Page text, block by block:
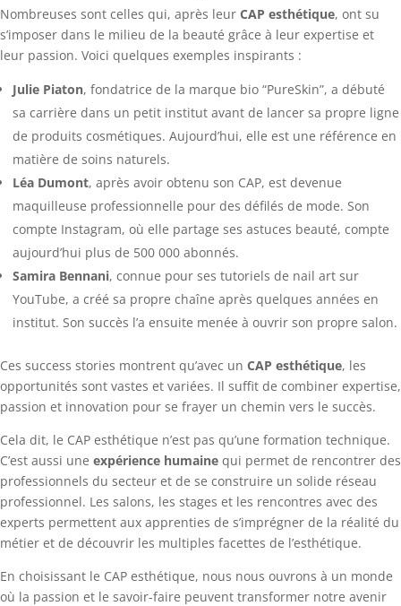
Nombreuses sont celles qui, après leur CAP esthétique, ont su
s’imposer dans le milieu de la beauté grâce à leur expertise et
leur passion. Voici quelques exemples inspirants :
Julie Piaton, fondatrice de la marque bio “PureSkin”, a débuté
sa carrière dans un petit institut avant de lancer sa propre ligne
de produits cosmétiques. Aujourd’hui, elle est une référence en
matière de soins naturels.
Léa Dumont, après avoir obtenu son CAP, est devenue
maquilleuse professionnelle pour des défilés de mode. Son
compte Instagram, où elle partage ses astuces beauté, compte
aujourd’hui plus de 500 000 abonnés.
Samira Bennani, connue pour ses tutoriels de nail art sur
YouTube, a créé sa propre chaîne après quelques années en
institut. Son succès l’a ensuite menée à ouvrir son propre salon.
Ces success stories montrent qu’avec un CAP esthétique, les
opportunités sont vastes et variées. Il suffit de combiner expertise,
passion et innovation pour se frayer un chemin vers le succès.
Cela dit, le CAP esthétique n’est pas qu’une formation technique.
C’est aussi une expérience humaine qui permet de rencontrer des
professionnels du secteur et de se construire un solide réseau
professionnel. Les salons, les stages et les rencontres avec des
experts permettent aux apprenties de s’imprégner de la réalité du
métier et de découvrir les multiples facettes de l’esthétique.
En choisissant le CAP esthétique, nous nous ouvrons à un monde
où la passion et le savoir-faire peuvent transformer notre avenir